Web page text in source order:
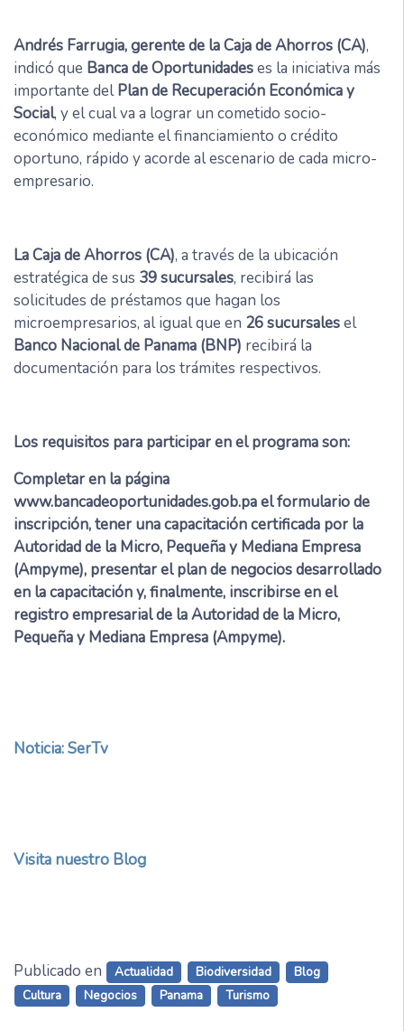
Andrés Farrugia, gerente de laCaja de Ahorros (CA),
indicó que Banca de Oportunidadeses la iniciativa más
importante delPlan de Recuperación Económica y
Social, y el cual va a lograr un cometido socio-
económico mediante el financiamiento o crédito
oportuno, rápido y acorde al escenario de cada micro-
empresario.
La Caja de Ahorros (CA), a través de la ubicación
estratégica de sus 39 sucursales, recibirá las
solicitudes de préstamos que hagan los
microempresarios, al igual que en 26 sucursalesel
Banco Nacional de Panama (BNP) recibirá la
documentación para los trámites respectivos.
Los requisitos para participar en el programa son:
Completar en la página
www.bancadeoportunidades.gob.pa el formulario de
inscripción, tener una capacitación certificada por la
Autoridad de la Micro, Pequeña y Mediana Empresa
(Ampyme), presentar el plan de negocios desarrollado
en la capacitación y, finalmente, inscribirse en el
registro empresarial de la Autoridad de la Micro,
Pequeña y Mediana Empresa (Ampyme).
Noticia: SerTv
Visita nuestro Blog
Publicado en Actualidad Biodiversidad
Blog
Cultura
Negocios Panama Turismo